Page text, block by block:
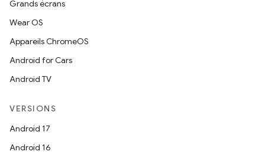
Grands écrans
Wear OS
Appareils ChromeOS
Android for Cars
Android TV
VERSIONS
Android 17
Android 16